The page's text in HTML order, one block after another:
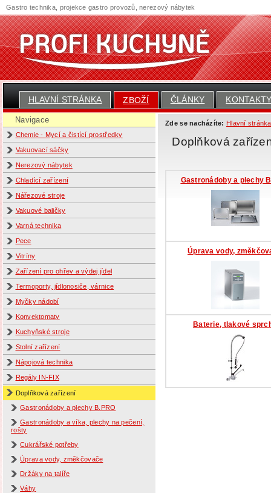
HLAVNÍ STRÁNKA ZBOŽÍ ČLÁNKY
Navigace
Chemie - Mycí a čistící prostředky
Vakuovací sáčky
Nerezový nábytek
Chladící zařízení
Nářezové stroje
Vakuové baličky
Varná technika
Pece
Vitríny
Zařízení pro ohřev a výdej jídel
Termoporty, jídlonosiče, várnice
Myčky nádobí
Konvektomaty
Kuchyňské stroje
Stolní zařízení
Nápojová technika
Regály IN-FIX
Doplňková zařízení
Gastronádoby a plechy B.PRO
Gastronádoby a víka, plechy na pečení,
rošty
Cukrářské potřeby
Úprava vody, změkčovače
Držáky na talíře
Váhy
Zde se nacházíte: Hlavní stránka
Doplňková
Gastronádoby a plechy
Úprava vody,
Baterie, tlakové
Gastro technika, projekce gastro provozů, nerezový nábytek